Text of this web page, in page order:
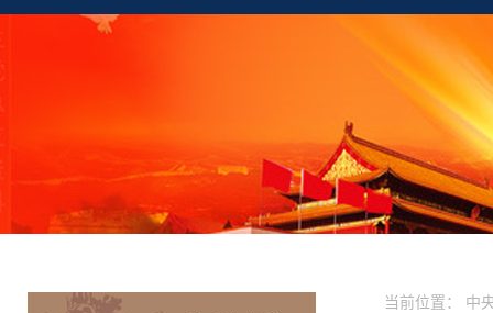
当前位置： 中